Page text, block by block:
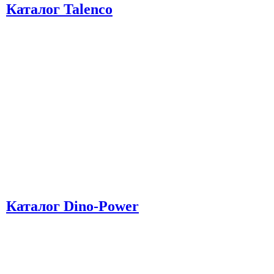
Каталог Talenco
Каталог Dino-Power